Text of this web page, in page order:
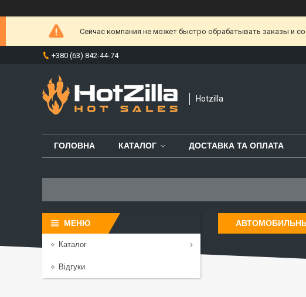
Сейчас компания не может быстро обрабатывать заказы и
+380 (63) 842-44-74
Hotzilla
ГОЛОВНА КАТАЛОГ ДОСТАВКА ТА ОПЛАТА
Каталог
Відгуки